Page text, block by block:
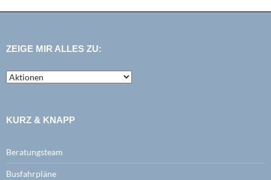
ZEIGE MIR ALLES ZU:
zeige
mir
KURZ & KNAPP
Beratungsteam
Busfahrpläne